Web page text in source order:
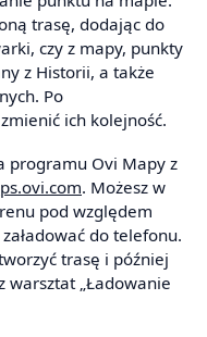
trasę, dodając do
czy z mapy, punkty
z Historii, a także
Po
ich kolejność.
programu Ovi Mapy z
. Możesz w
pod względem
do telefonu.
trasę i później
„Ładowanie